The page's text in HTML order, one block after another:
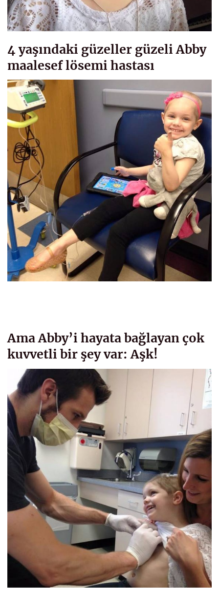
4 yaşındaki güzeller güzeli Abby
maalesef lösemi hastası
Ama Abby’i hayata bağlayan çok
kuvvetli bir şey var: Aşk!